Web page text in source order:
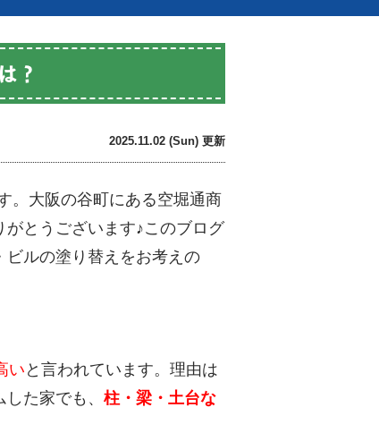
？
2025.11.02 (Sun) 更新
。大阪の谷町にある空堀通商
とうございます♪このブログ
ルの塗り替えをお考えの
い と言われています。理由は
た家でも、 柱・梁・土台な